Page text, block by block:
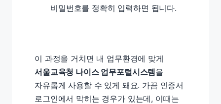
비밀번호를 정확히 입력하면 됩니다.
이 과정을 거치면 내 업무환경에 맞게
서울교육청 나이스 업무포털시스템을
자유롭게 사용할 수 있게 돼요. 가끔 인증서
로그인에서 막히는 경우가 있는데, 이때는